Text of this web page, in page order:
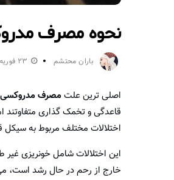
نحوه مصرف
باران محتشم 23 فوریه 2018
اصلی ترین علتمصرف مدروکسی
قاعدگی و تخمک گذاری متفاوتند
اختلالات مختلف مربوط به
این اختلالات شامل خونریزی غیر
خارج از رحم در حال رشد است،